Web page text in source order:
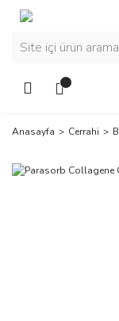
Anasayfa Cerrahi